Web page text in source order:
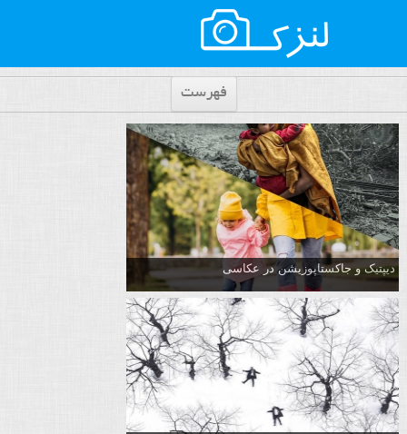
فهرست
دیپتیک و جاکستا‌پوزیشن در عکاسی